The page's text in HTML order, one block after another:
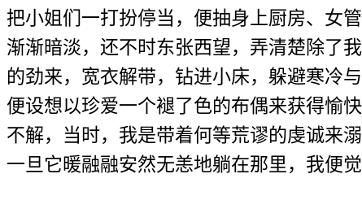
把小姐们一打扮停当，便抽身上厨房、女
渐渐暗淡，还不时东张西望，弄清楚除了
的劲来，宽衣解带，钻进小床，躲避寒冷
便设想以珍爱一个褪了色的布偶来获得愉
不解，当时，我是带着何等荒谬的虔诚来
一旦它暖融融安然无恙地躺在那里，我便